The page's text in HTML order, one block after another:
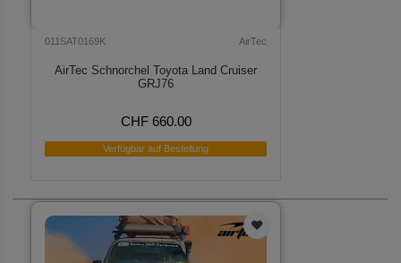
011SAT0169K AirTec
AirTec Schnorchel Toyota Land Cruiser
GRJ76
CHF 660.00
Verfügbar auf Bestellung